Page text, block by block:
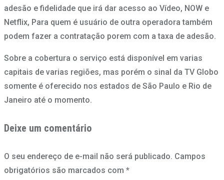
adesão e fidelidade que irá dar acesso ao Vídeo, NOW e
Netflix, Para quem é usuário de outra operadora também
podem fazer a contratação porem com a taxa de adesão.
Sobre a cobertura o serviço está disponível em varias
capitais de varias regiões, mas porém o sinal da TV Globo
somente é oferecido nos estados de São Paulo e Rio de
Janeiro até o momento.
Deixe um comentário
O seu endereço de e-mail não será publicado. Campos
obrigatórios são marcados com *